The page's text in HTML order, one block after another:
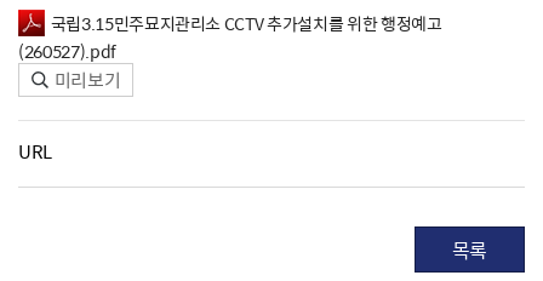
국립3.15민주묘지관리소 CCTV 추가설치를 위한 행정예고
(260527).pdf
미리보기
URL
목록